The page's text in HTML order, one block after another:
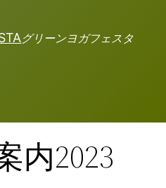
グリーンヨガフェスタ
内2023